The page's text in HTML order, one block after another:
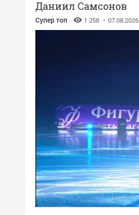
Даниил Самсонов
Супер топ 1 258 07.08.2026